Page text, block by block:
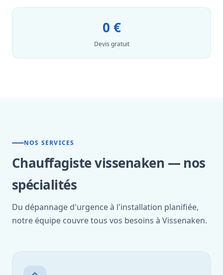
0 €
Devis gratuit
NOS SERVICES
Chauffagiste vissenaken — nos
spécialités
Du dépannage d'urgence à l'installation planifiée,
notre équipe couvre tous vos besoins à Vissenaken.